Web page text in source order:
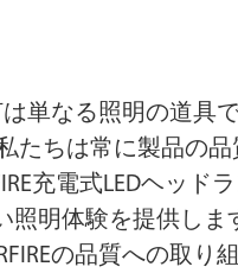
は単なる照明の道具
たちは常に製品の
充電式LEDヘッド
明体験を提供しま
の品質への取り